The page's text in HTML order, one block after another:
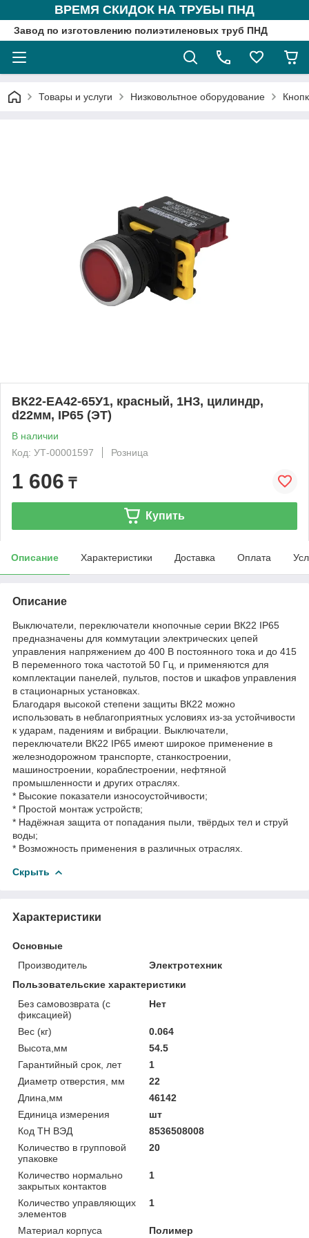
ВРЕМЯ СКИДОК НА ТРУБЫ ПНД
Завод по изготовлению полиэтиленовых труб ПНД
Товары и услуги Низковольтное оборудование
ВК22-EA42-65У1, красный, 1НЗ, цилиндр,
d22мм, IP65 (ЭТ)
В наличии
Код: УТ-00001597
Розница
1 606 ₸
Купить
Описание Характеристики Доставка Оплата
Описание
Выключатели, переключатели кнопочные серии ВК22 IP65
предназначены для коммутации электрических цепей
управления напряжением до 400 В постоянного тока и до 415
В переменного тока частотой 50 Гц, и применяются для
комплектации панелей, пультов, постов и шкафов управления
в стационарных установках.
Благодаря высокой степени защиты ВК22 можно
использовать в неблагоприятных условиях из-за устойчивости
к ударам, падениям и вибрации. Выключатели,
переключатели ВК22 IP65 имеют широкое применение в
железнодорожном транспорте, станкостроении,
машиностроении, кораблестроении, нефтяной
промышленности и других отраслях.
* Высокие показатели износоустойчивости;
* Простой монтаж устройств;
* Надёжная защита от попадания пыли, твёрдых тел и струй
воды;
* Возможность применения в различных отраслях.
Скрыть
Характеристики
Основные
Производитель
Электротехник
Пользовательские характеристики
Без самовозврата (с
фиксацией)
Нет
Вес (кг)
0.064
Высота,мм
54.5
Гарантийный срок, лет
1
Диаметр отверстия, мм
22
Длина,мм
46142
Единица измерения
шт
Код ТН ВЭД
8536508008
Количество в групповой
упаковке
20
Количество нормально
закрытых контактов
1
Количество управляющих
элементов
1
Материал корпуса Полимер